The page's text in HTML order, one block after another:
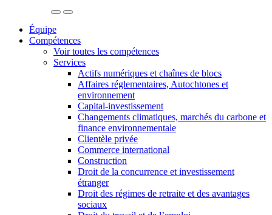
Navigation
Équipe
Compétences
Voir toutes les compétences
Services
Actifs numériques et chaînes de blocs
Affaires réglementaires, Autochtones et
environnement
Capital-investissement
Changements climatiques, marchés du carbone et
finance environnementale
Clientèle privée
Commerce international
Construction
Droit de la concurrence et investissement
étranger
Droit des régimes de retraite et des avantages
sociaux